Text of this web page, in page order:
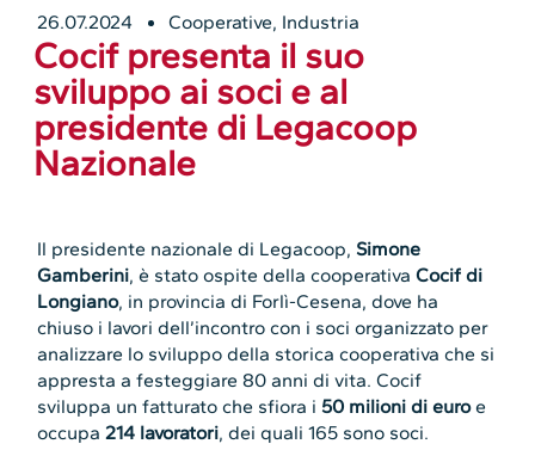
26.07.2024 Cooperative, Industria
Cocif presenta il suo
sviluppo ai soci e al
presidente di Legacoop
Nazionale
Il presidente nazionale di Legacoop, Simone
Gamberini, è stato ospite della cooperativaCocif di
Longiano, in provincia di Forlì-Cesena, dove ha
chiuso i lavori dell’incontro con i soci organizzato per
analizzare lo sviluppo della storica cooperativa che si
appresta a festeggiare 80 anni di vita. Cocif
sviluppa un fatturato che sfiora i 50 milioni di euroe
occupa214 lavoratori, dei quali 165 sono soci.